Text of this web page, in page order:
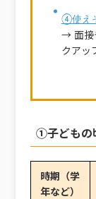
④使え
→ 面接
クアッ
①子どもの
時期（学
年など）